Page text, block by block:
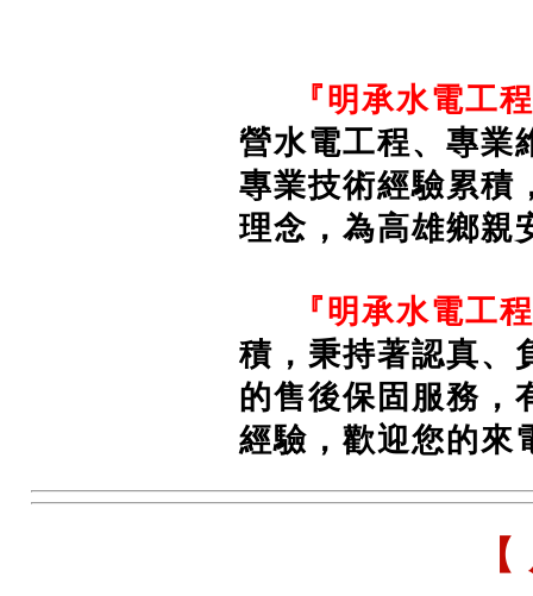
『明承水電工
營水電工程、專業
專業技術經驗累積
理念，為高雄鄉親
『明承水電工
積，秉持著認真、
的售後保固服務，
經驗，歡迎您的